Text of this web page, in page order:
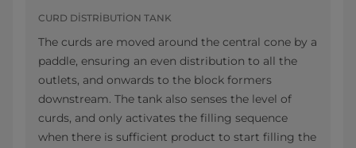
CURD DISTRIBUTION TANK
The curds are moved around the central cone by a
paddle, ensuring an even distribution to all the
outlets, and onwards to the block formers
downstream. The tank also senses the level of
curds, and only activates the filling sequence
when there is sufficient product to start filling the